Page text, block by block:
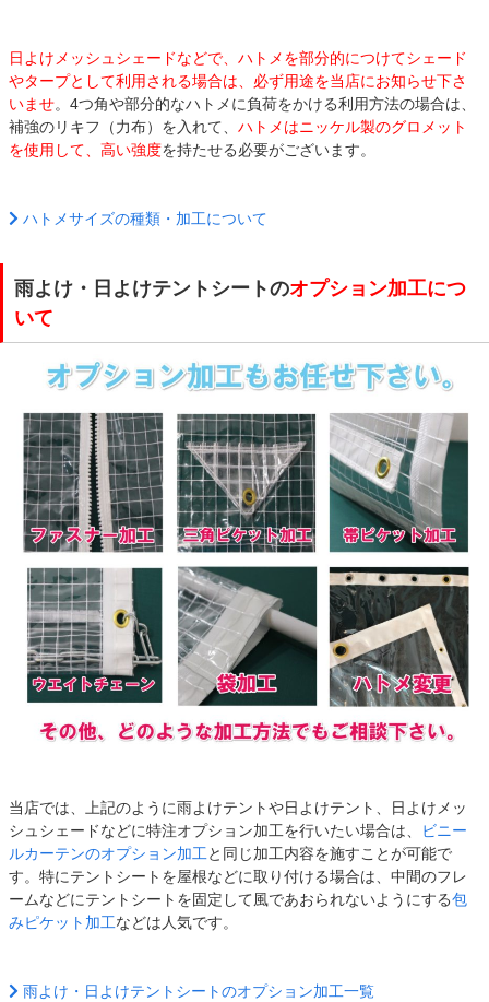
日よけメッシュシェードなどで、ハトメを部分的につけてシェード
やタープとして利用される場合は、必ず用途を当店にお知らせ下さ
いませ。4つ角や部分的なハトメに負荷をかける利用方法の場合は、
補強のリキフ（力布）を入れて、 ハトメはニッケル製のグロメット
を使用して、高い強度を持たせる必要がございます。
ハトメサイズの種類・加工について
雨よけ・日よけテントシートのオプション加工につ
いて
当店では、上記のように雨よけテントや日よけテント、日よけメッ
シュシェードなどに特注オプション加工を行いたい場合は、
ビニー
ルカーテンのオプション加工と同じ加工内容を施すことが可能で
す。特にテントシートを屋根などに取り付ける場合は、中間のフレ
ームなどにテントシートを固定して風であおられないようにする包
みピケット加工などは人気です。
雨よけ・日よけテントシートのオプション加工一覧